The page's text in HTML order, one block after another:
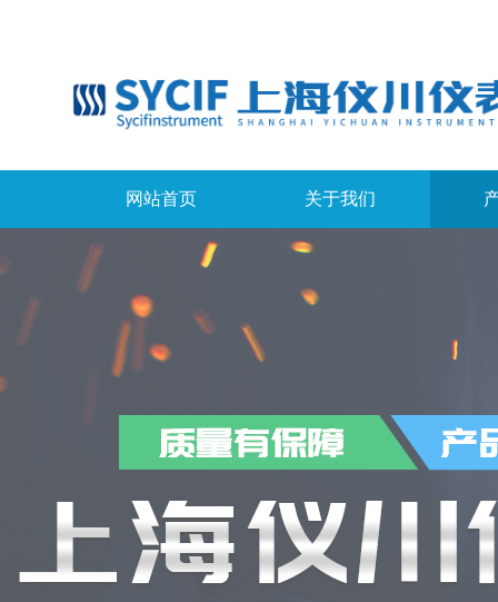
网站首页 关于我们